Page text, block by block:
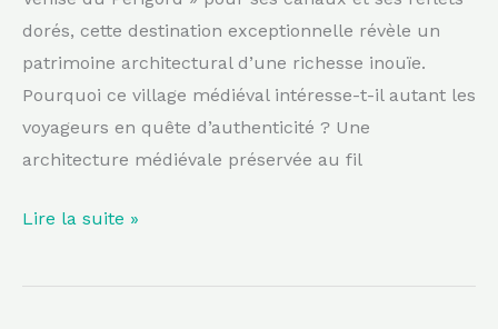
dorés, cette destination exceptionnelle révèle un
patrimoine architectural d’une richesse inouïe.
Pourquoi ce village médiéval intéresse-t-il autant les
voyageurs en quête d’authenticité ? Une
architecture médiévale préservée au fil
Lire la suite »